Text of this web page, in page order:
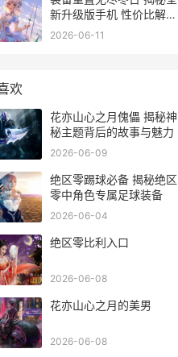
新升级版手机 性价比解析
与选购指南
2026-06-11
欢
花亦山心之月傀儡 揭秘神
秘主题背后的故事与魅力
2026-06-09
绝区零踢球必备 揭秘绝区
零中角色专属足球装备
2026-06-04
绝区零比利入口
2026-06-08
花亦山心之月的美男
2026-06-08